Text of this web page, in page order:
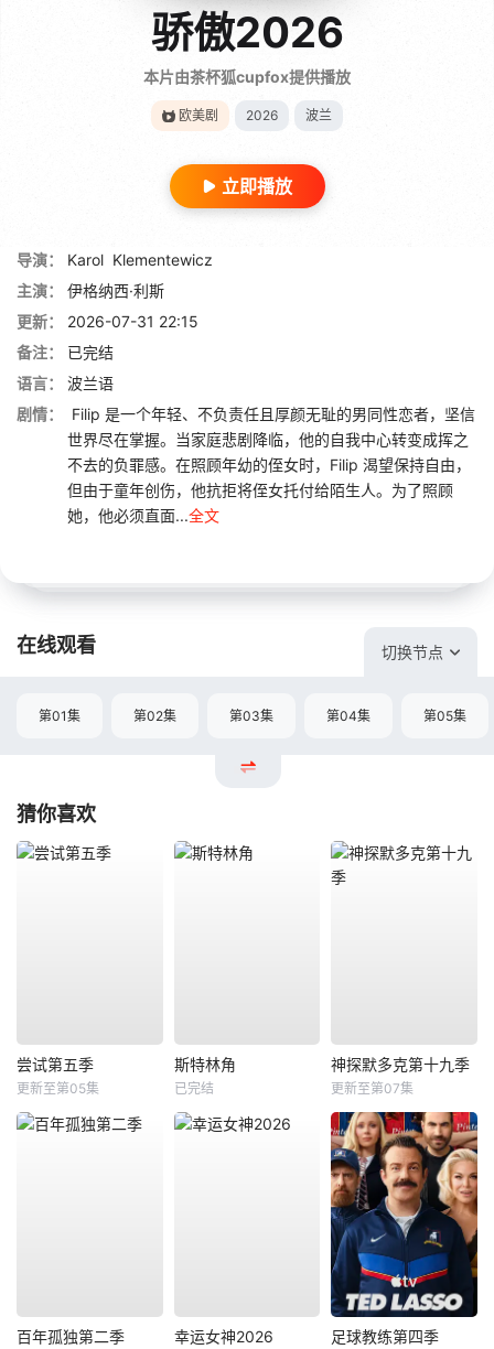
骄傲2026
本片由茶杯狐cupfox提供播放
欧美剧 2026 波兰
立即播放
导演： Karol Klementewicz
主演：
伊格纳西·利斯
更新：
2026-07-31 22:15
备注：
已完结
语言：
波兰语
剧情：
Filip 是一个年轻、不负责任且厚颜无耻的男同性恋者，坚信
世界尽在掌握。当家庭悲剧降临，他的自我中心转变成挥之
不去的负罪感。在照顾年幼的侄女时，Filip 渴望保持自由，
但由于童年创伤，他抗拒将侄女托付给陌生人。为了照顾
她，他必须直面...全文
在线观看 切换节点
第01集 第02集 第03集 第04集 第05集
猜你喜欢
尝试第五季
更新至第05集
斯特林角
已完结
神探默多克第十九季
更新至第07集
百年孤独第二季 幸运女神2026 足球教练第四季